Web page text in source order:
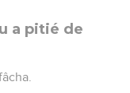
a pitié de